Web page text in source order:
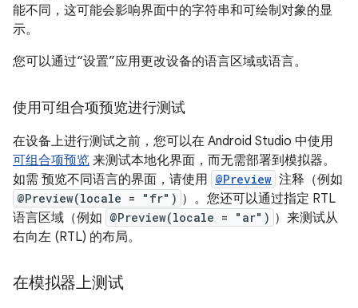
能不同，这可能会影响界面中的字符串和可绘制对象的显
示。
您可以通过“设置”应用更改设备的语言区域或语言。
使用可组合项预览进行测试
在设备上进行测试之前，您可以在 Android Studio 中使用
可组合项预览 来测试本地化界面，而无需部署到模拟器。
如需 预览不同语言的界面，请使用 @Preview 注释（例如
@Preview(locale = "fr") ）。您还可以通过指定 RTL
语言区域（例如 @Preview(locale = "ar") ）来测试从
右向左 (RTL) 的布局。
在模拟器上测试